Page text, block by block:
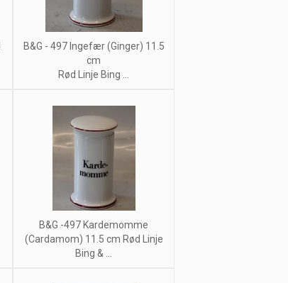
B&G - 497 Ingefær (Ginger) 11.5
cm
Rød Linje Bing ...
B&G -497 Kardemomme
(Cardamom) 11.5 cm Rød Linje
Bing & ...